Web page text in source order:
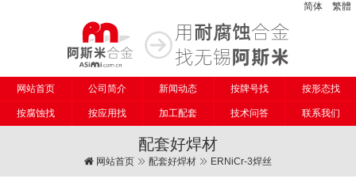
简体 繁體
网站首页 公司简介 新闻动态 按牌号找 按形态找
按腐蚀找 按应用找 加工配套 技术问答 联系我们
配套好焊材
网站首页 配套好焊材 ERNiCr-3焊丝